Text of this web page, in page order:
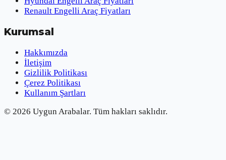
Renault Engelli Araç Fiyatları
Kurumsal
Hakkımızda
İletişim
Gizlilik Politikası
Çerez Politikası
Kullanım Şartları
© 2026 Uygun Arabalar. Tüm hakları saklıdır.